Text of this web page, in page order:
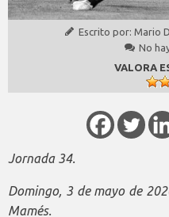
Escrito por: Mario
No
VALORA
Jornada 34.
Domingo, 3 de mayo de
Mamés.